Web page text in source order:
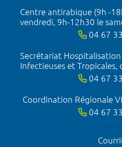
Centre antirabique (9h -
vendredi, 9h-12h30 le
04 67
Secrétariat
Infectieuses et Tropicales,
04 67
Coordination Régionale
04 67